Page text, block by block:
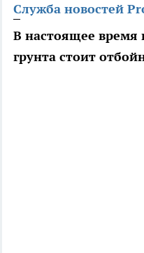
Служба новостей
В настоящее время
грунта стоит